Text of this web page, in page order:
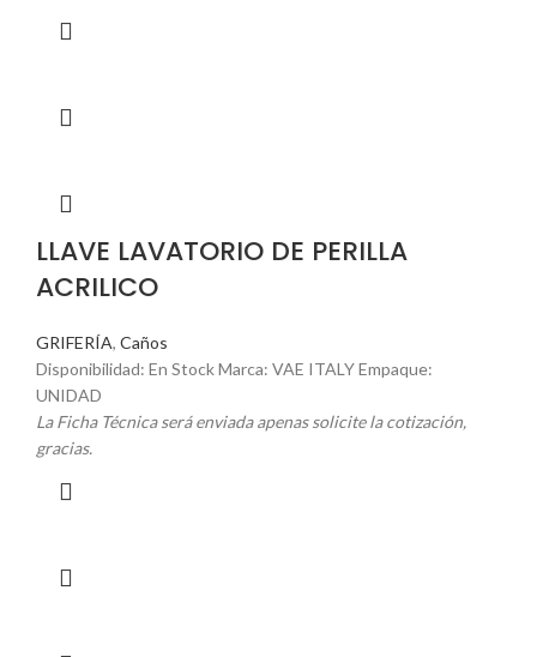
LLAVE LAVATORIO DE PERILLA
ACRILICO
GRIFERÍA, Caños
Disponibilidad: En Stock Marca: VAE ITALY Empaque:
UNIDAD
La Ficha Técnica será enviada apenas solicite la cotización,
gracias.